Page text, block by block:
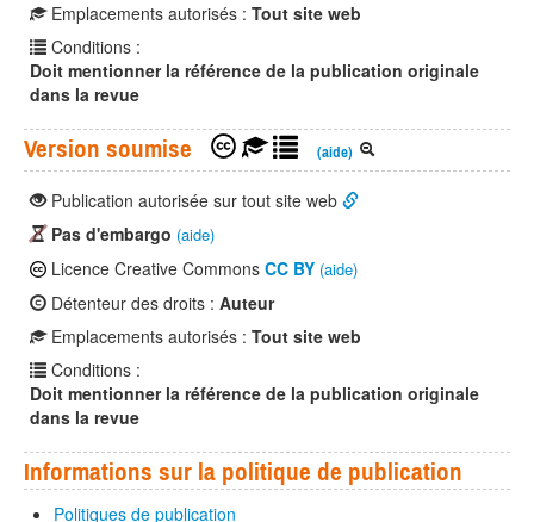
Emplacements autorisés : Tout site web
Conditions :
Doit mentionner la référence de la publication originale
dans la revue
Version soumise (aide)
Publication autorisée sur tout site web
Pas d'embargo (aide)
Licence Creative Commons CC BY (aide)
Détenteur des droits : Auteur
Emplacements autorisés : Tout site web
Conditions :
Doit mentionner la référence de la publication originale
dans la revue
Informations sur la politique de publication
Politiques de publication